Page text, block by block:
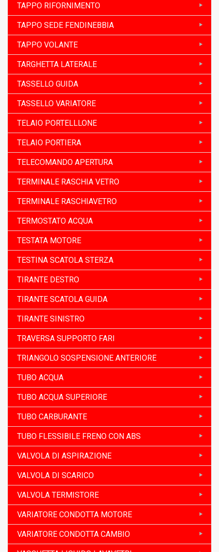
TAPPO RIFORNIMENTO
TAPPO SEDE FENDINEBBIA
TAPPO VOLANTE
TARGHETTA LATERALE
TASSELLO GUIDA
TASSELLO VARIATORE
TELAIO PORTELLLONE
TELAIO PORTIERA
TELECOMANDO APERTURA
TERMINALE RASCHIA VETRO
TERMINALE RASCHIAVETRO
TERMOSTATO ACQUA
TESTATA MOTORE
TESTINA SCATOLA STERZA
TIRANTE DESTRO
TIRANTE SCATOLA GUIDA
TIRANTE SINISTRO
TRAVERSA SUPPORTO FARI
TRIANGOLO SOSPENSIONE ANTERIORE
TUBO ACQUA
TUBO ACQUA SUPERIORE
TUBO CARBURANTE
TUBO FLESSIBILE FRENO CON ABS
VALVOLA DI ASPIRAZIONE
VALVOLA DI SCARICO
VALVOLA TERMISTORE
VARIATORE CONDOTTA MOTORE
VARIATORE CONDOTTA CAMBIO